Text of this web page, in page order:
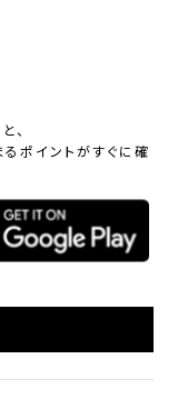
、
ポイントがすぐに確